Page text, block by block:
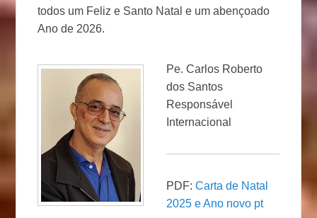
todos um Feliz e Santo Natal e um abençoado
Ano de 2026.
Pe. Carlos Roberto
dos Santos
Responsável
Internacional
PDF:Carta de Natal
2025 e Ano novo pt